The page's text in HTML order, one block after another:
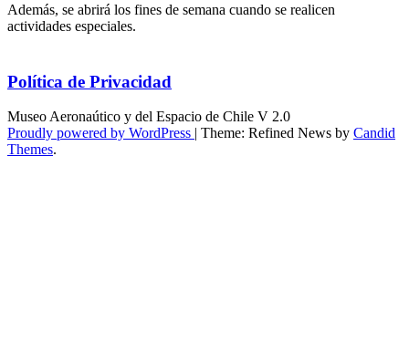
Además, se abrirá los fines de semana cuando se realicen
actividades especiales.
Política de Privacidad
Museo Aeronaútico y del Espacio de Chile V 2.0
Proudly powered by WordPress | Theme: Refined News by Candid
Themes.